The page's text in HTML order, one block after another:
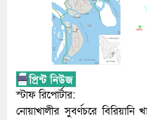
স্টাফ রিপোর্টার:
নোয়াখালীর সুবর্ণচরে